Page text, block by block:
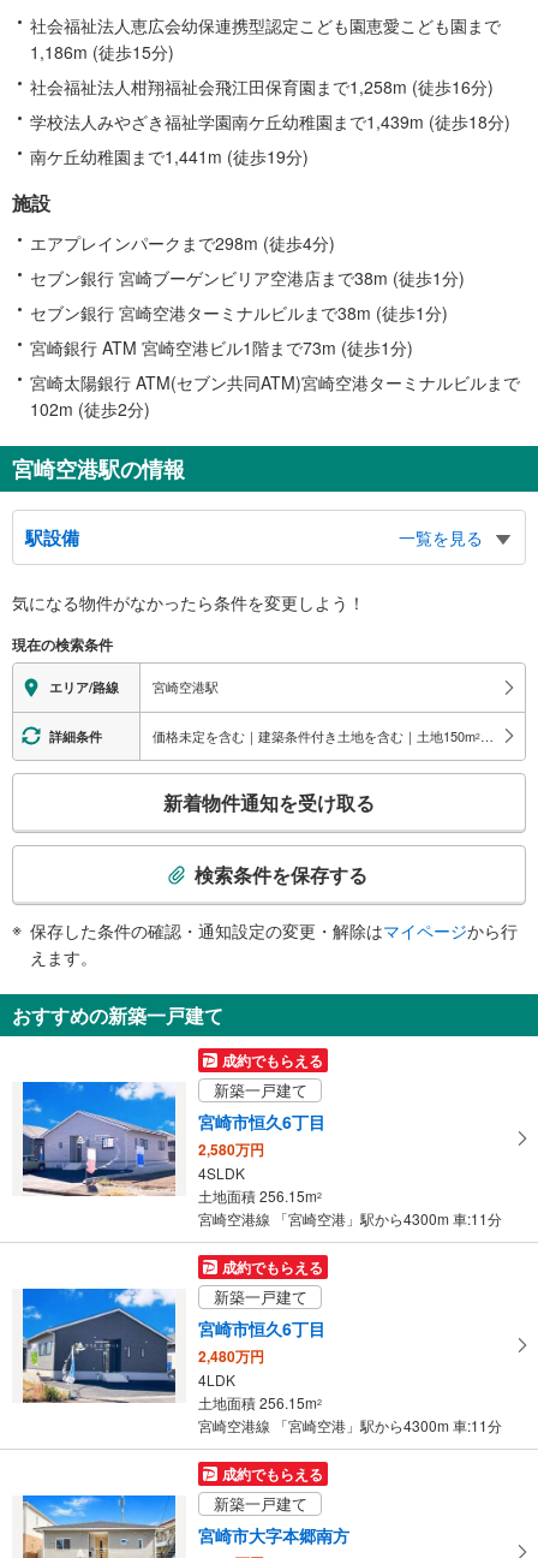
社会福祉法人恵広会幼保連携型認定こども園恵愛こども園まで
1,186m (徒歩15分)
社会福祉法人柑翔福祉会飛江田保育園まで1,258m (徒歩16分)
学校法人みやざき福祉学園南ケ丘幼稚園まで1,439m (徒歩18分)
南ケ丘幼稚園まで1,441m (徒歩19分)
施設
エアプレインパークまで298m (徒歩4分)
セブン銀行 宮崎ブーゲンビリア空港店まで38m (徒歩1分)
セブン銀行 宮崎空港ターミナルビルまで38m (徒歩1分)
宮崎銀行 ATM 宮崎空港ビル1階まで73m (徒歩1分)
宮崎太陽銀行 ATM(セブン共同ATM)宮崎空港ターミナルビルまで
102m (徒歩2分)
宮崎空港駅の情報
駅設備
一覧を見る
※段差なしでの移動経路
地上⇔改札⇔ホーム：○
エレベータ
・地上⇔改札
エスカレータ
・地上⇔改札
気になる物件がなかったら条件を変更しよう！
現在の検索条件
エリア/路線 宮崎空港駅
詳細条件 価格未定を含む｜建築条件付き土地を含む｜土地150m2 以上
検
知
を
け
取
る
・
条
イ
ペ
ー
ジ
に
存
る
新着物件通知を受け取る
検索条件を保存する
保存した条件の確認・通知設定の変更・解除はマイページから行
えます。
おすすめの新築一戸建て
成約でもらえる
新築一戸建て
宮崎市恒久6丁目
2,580万円
4SLDK
土地面積 256.15m2
宮崎空港線 「宮崎空港」駅から4300m 車:11分
成約でもらえる
新築一戸建て
宮崎市恒久6丁目
2,480万円
4LDK
土地面積 256.15m2
宮崎空港線 「宮崎空港」駅から4300m 車:11分
成約でもらえる
新築一戸建て
宮崎市大字本郷南方